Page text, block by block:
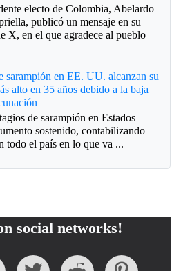
electo de Colombia, Abelardo
publicó un mensaje en su
X, en el que agradece al pueblo
sarampión en EE. UU. alcanzan su
alto en 35 años debido a la baja
de sarampión en Estados
sostenido, contabilizando
todo el país en lo que va ...
social networks!